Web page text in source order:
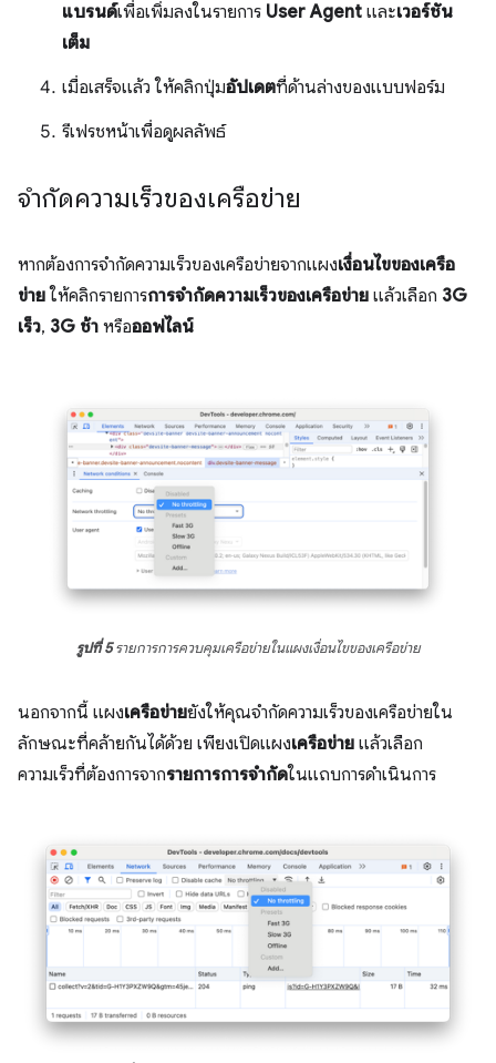
แบรนด์เพื่อเพิ่มลงในรายการ User Agent และเวอร์ชัน
เต็ม
เมื่อเสร็จแล้ว ให้คลิกปุ่มอัปเดตที่ด้านล่างของแบบฟอร์ม
รีเฟรชหน้าเพื่อดูผลลัพธ์
จำกัดความเร็วของเครือข่าย
หากต้องการจำกัดความเร็วของเครือข่ายจากแผงเงื่อนไขของเครือ
ข่าย ให้คลิกรายการการจำกัดความเร็วของเครือข่าย แล้วเลือก 3G
เร็ว, 3G ช้า หรือออฟไลน์
รูปที่ 5รายการการควบคุมเครือข่ายในแผงเงื่อนไขของเครือข่าย
นอกจากนี้ แผงเครือข่ายยังให้คุณจำกัดความเร็วของเครือข่ายใน
ลักษณะที่คล้ายกันได้ด้วย เพียงเปิดแผงเครือข่าย แล้วเลือก
ความเร็วที่ต้องการจากรายการการจำกัดในแถบการดำเนินการ